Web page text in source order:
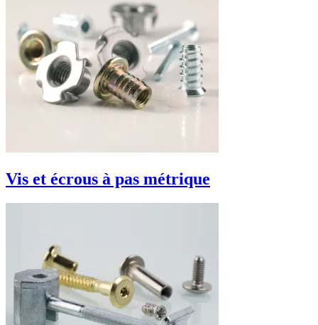
Vis et écrous à pas métrique